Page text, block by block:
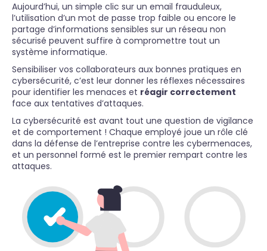
Aujourd’hui, un simple clic sur un email frauduleux,
l’utilisation d’un mot de passe trop faible ou encore le
partage d’informations sensibles sur un réseau non
sécurisé peuvent suffire à compromettre tout un
système informatique.
Sensibiliser vos collaborateurs aux bonnes pratiques en
cybersécurité, c’est leur donner les réflexes nécessaires
pour identifier les menaces et réagir correctement
face aux tentatives d’attaques.
La cybersécurité est avant tout une question de vigilance
et de comportement ! Chaque employé joue un rôle clé
dans la défense de l’entreprise contre les cybermenaces,
et un personnel formé est le premier rempart contre les
attaques.